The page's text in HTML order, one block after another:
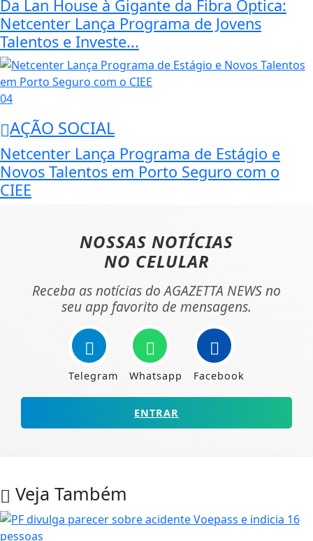
Da Lan House à Gigante da Fibra Óptica:
Netcenter Lança Programa de Jovens
Talentos e Investe...
04
AÇÃO SOCIAL
Netcenter Lança Programa de Estágio e
Novos Talentos em Porto Seguro com o
CIEE
NOSSAS NOTÍCIAS
NO CELULAR
Receba as notícias do AGAZETTA NEWS no
seu app favorito de mensagens.
Telegram Whatsapp Facebook
ENTRAR
Veja Também